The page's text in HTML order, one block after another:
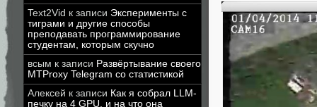
Text2Vid к записи Эксперименты с
тиграми и другие способы
преподавать программирование
студентам, которым скучно
всым к записи Развёртывание своего
MTProxy Telegram со статистикой
Алексей к записи Как я собрал LLM-
печку на 4 GPU, и на что она